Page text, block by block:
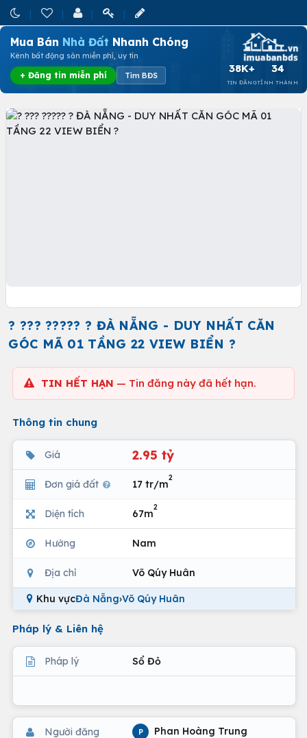
Mua Bán Nhà Đất Nhanh Chóng
Kênh bất động sản miễn phí, uy tín
+ Đăng tin miễn phí Tìm BĐS
38K+
TIN ĐĂNG
34
TỈNH THÀNH
? ??? ????? ? ĐÀ NẴNG - DUY NHẤT CĂN
GÓC MÃ 01 TẦNG 22 VIEW BIỂN ?
TIN HẾT HẠN — Tin đăng này đã hết hạn.
Thông tin chung
Giá 2.95 tỷ
Đơn giá đất 17 tr/m
2
Diện tích 67m
2
Hướng Nam
Địa chỉ Võ Qúy Huân
Khu vựcĐà Nẵng›Võ Qúy Huân
Pháp lý & Liên hệ
Pháp lý Sổ Đỏ
Người đăng P Phan Hoàng Trung